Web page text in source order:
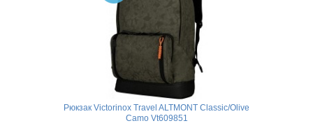
Рюкзак Victorinox Travel ALTMONT Classic/Olive
Camo Vt609851